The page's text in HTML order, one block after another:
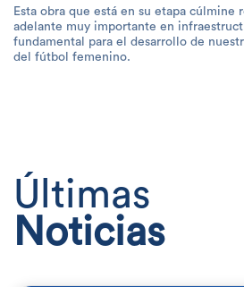
Esta obra que está en su etapa cúlmine
adelante muy importante en
fundamental para el desarrollo de
del fútbol femenino.
Últimas
Noticias